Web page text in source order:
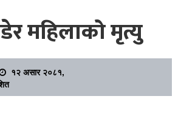
महिलाको मृत्यु
१२ असार २०८१,